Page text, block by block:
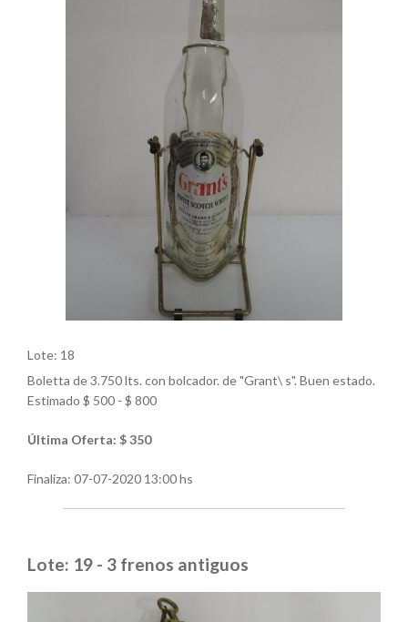
Lote: 18
Boletta de 3.750 lts. con bolcador. de "Grant\ s". Buen estado.
Estimado $ 500 - $ 800
Última Oferta: $ 350
Finaliza: 07-07-2020 13:00 hs
Lote: 19 - 3 frenos antiguos